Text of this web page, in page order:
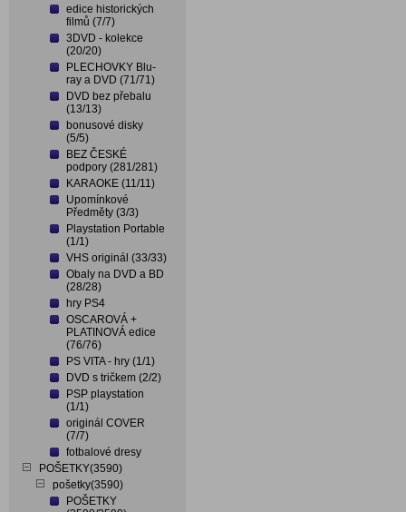
edice historických
filmů (7/7)
3DVD - kolekce
(20/20)
PLECHOVKY Blu-
ray a DVD (71/71)
DVD bez přebalu
(13/13)
bonusové disky
(5/5)
BEZ ČESKÉ
podpory (281/281)
KARAOKE (11/11)
Upomínkové
Předměty (3/3)
Playstation Portable
(1/1)
VHS originál (33/33)
Obaly na DVD a BD
(28/28)
hry PS4
OSCAROVÁ +
PLATINOVÁ edice
(76/76)
PS VITA - hry (1/1)
DVD s tričkem (2/2)
PSP playstation
(1/1)
originál COVER
(7/7)
fotbalové dresy
POŠETKY(3590)
pošetky(3590)
POŠETKY